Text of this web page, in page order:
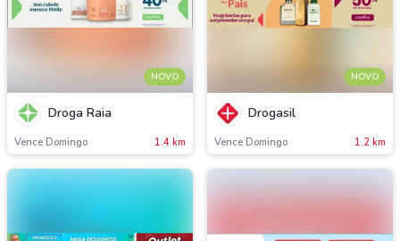
NOVO
Droga Raia
Vence Domingo 1.4 km
NOVO
Drogasil
Vence Domingo 1.2 km